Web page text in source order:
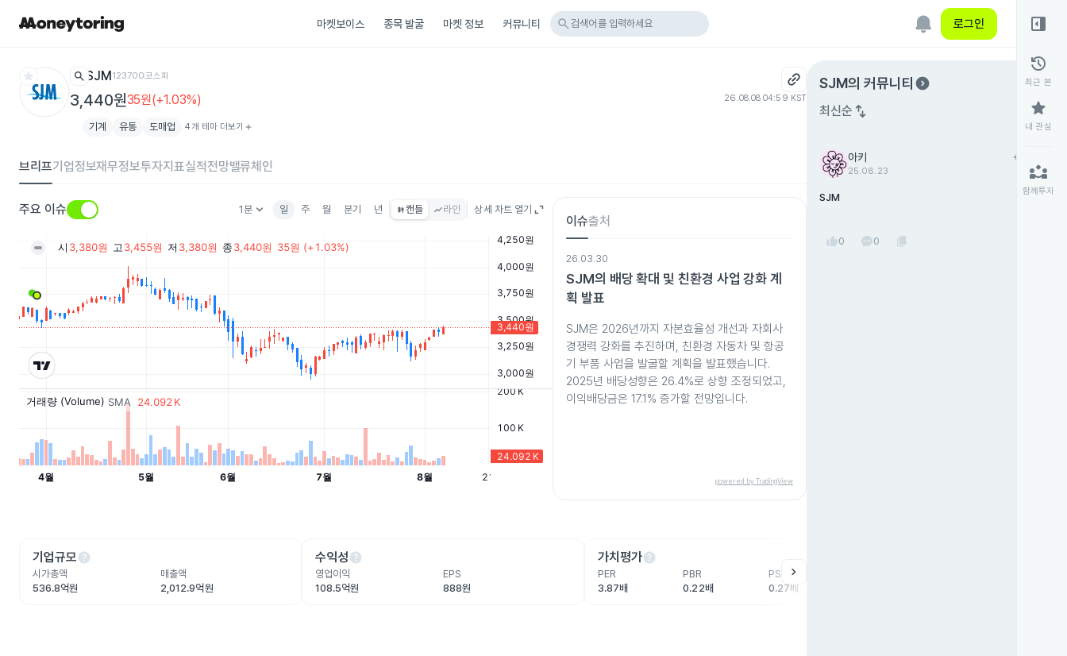
마켓보이스 종목 발굴 마켓 정보 커뮤니티 search 검색어를 입력하세요 로그인
star search SJM123700코스피
3,440원35원(+1.03%) 26.08.08 04:59 KST
기계 유통 도매업 4개 테마 더보기 add
브리프기업정보재무정보투자지표실적전망밸류체인
주요 이슈 1분keyboard_arrow_down 일 주 월 분기 년 캔들 라인 상세 차트 열기
이슈출처
26.03.30
SJM의 배당 확대 및 친환경 사업 강화 계
획 발표
SJM은 2026년까지 자본효율성 개선과 자회사
경쟁력 강화를 추진하며, 친환경 자동차 및 항공
기 부품 사업을 발굴할 계획을 발표했습니다.
2025년 배당성향은 26.4%로 상향 조정되었고,
이익배당금은 17.1% 증가할 전망입니다.
powered by TradingView
기업규모help
시가총액
536.8억원
매출액
2,012.9억원
수익성help
영업이익
108.5억원
EPS
888원
가치평가help
PER
3.87배
PBR
0.22배
PSR
0.27배
chevron_right
SJM의 커뮤니티 expand_circle_right
최신순 swap_vert
아키
25.08.23
add
SJM
thumb_up0 0 content_copy
right_panel_open
history
최근 본
star
내 관심
partner_exchange
함께투자